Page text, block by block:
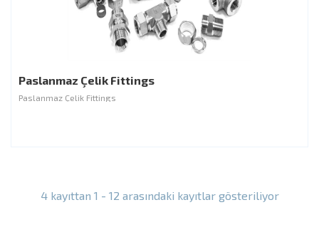
Paslanmaz Çelik Fittings
Paslanmaz Çelik Fittings
4 kayıttan 1 - 12 arasındaki kayıtlar gösteriliyor